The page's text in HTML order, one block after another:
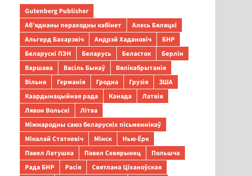
Gutenberg Publisher
Аб’яднаны пераходны кабінет
Алесь Бяляцкі
Альгерд Бахарэвіч
Андрэй Хадановіч
БНР
Беларускі ПЭН
Беларусь Беласток
Берлін
Варшава
Васіль Быкаў
Вялікабрытанія
Вільня
Германія Гродна Грузія
ЗША
Каардынацыйная рада
Канада
Латвія
Лявон Вольскі
Літва
Міжнародны саюз беларускіх пісьменнікаў
Мікалай Статкевіч
Мінск
Нью-Ёрк
Павел Латушка
Павел Севярынец
Польшча
Рада БНР
Расія
Святлана Ціханоўская